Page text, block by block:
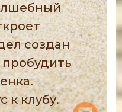
создан
к клубу.